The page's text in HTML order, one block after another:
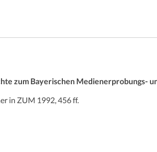
zum Bayerischen Medienerprobungs-
in ZUM 1992, 456 ff.